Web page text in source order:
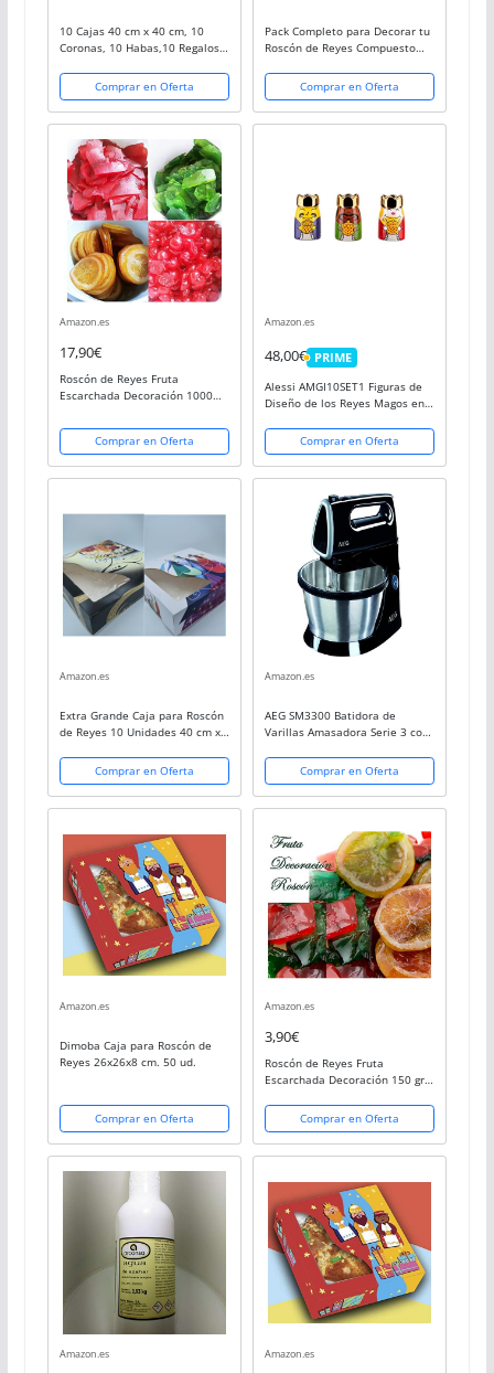
10 Cajas 40 cm x 40 cm, 10
Coronas, 10 Habas,10 Regalos
Reyes
Comprar en Oferta
Pack Completo para Decorar tu
Roscón de Reyes Compuesto
Fruta Escarchada, Almendras
Laminadas o Daditos, Azúcar
Perlada & Kit...
Comprar en Oferta
Amazon.es
17,90€
Roscón de Reyes Fruta
Escarchada Decoración 1000
kg -Fruta Confitada en Formato
de CuboComprar en Oferta
Amazon.es
48,00€ PRIME
PRIME
Alessi AMGI10SET1 Figuras de
Diseño de los Reyes Magos en
Piezas Comprar en Oferta
Amazon.es
Extra Grande Caja para Roscón
de Reyes 10 Unidades 40 cm x
Comprar en Oferta
Amazon.es
AEG SM3300 Batidora de
Varillas Amasadora Serie 3 con
Velocidades, Función Turbo,
Varillas Batidoras, Varillas
Amasadoras,...
Comprar en Oferta
Amazon.es
Dimoba Caja para Roscón de
Reyes 26x26x8 cm. 50 ud.
Comprar en Oferta
Amazon.es
3,90€
Roscón de Reyes Fruta
Escarchada Decoración 150 grs
grs
Comprar en Oferta
Amazon.es Amazon.es